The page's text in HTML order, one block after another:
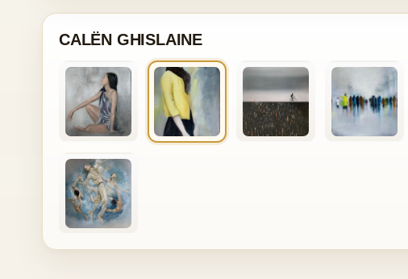
CALËN GHISLAINE